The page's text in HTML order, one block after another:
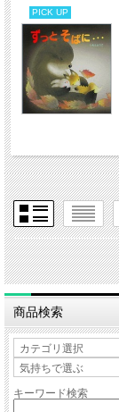
PICK UP
商品検索
キーワード検索